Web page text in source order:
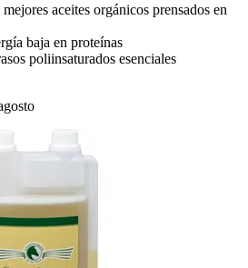
aceites orgánicos prensados en
baja en proteínas
poliinsaturados esenciales